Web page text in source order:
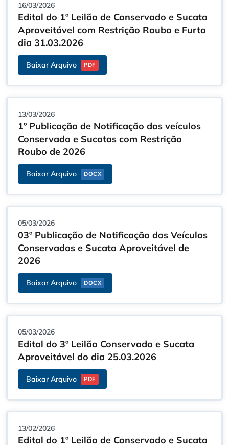
16/03/2026
Edital do 1º Leilão de Conservado e Sucata
Aproveitável com Restrição Roubo e Furto
dia 31.03.2026
Baixar Arquivo PDF
13/03/2026
1º Publicação de Notificação dos veículos
Conservado e Sucatas com Restrição
Roubo de 2026
Baixar Arquivo DOCX
05/03/2026
03º Publicação de Notificação dos Veículos
Conservados e Sucata Aproveitável de
2026
Baixar Arquivo DOCX
05/03/2026
Edital do 3º Leilão Conservado e Sucata
Aproveitável do dia 25.03.2026
Baixar Arquivo PDF
13/02/2026
Edital do 1º Leilão de Conservado e Sucata